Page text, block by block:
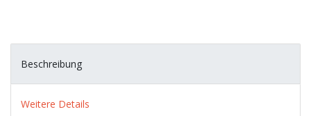
Beschreibung
Weitere Details